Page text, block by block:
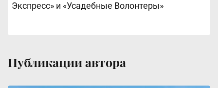
Экспресс» и «Усадебные Волонтеры»
Публикации автора